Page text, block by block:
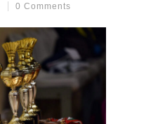
0 Comments